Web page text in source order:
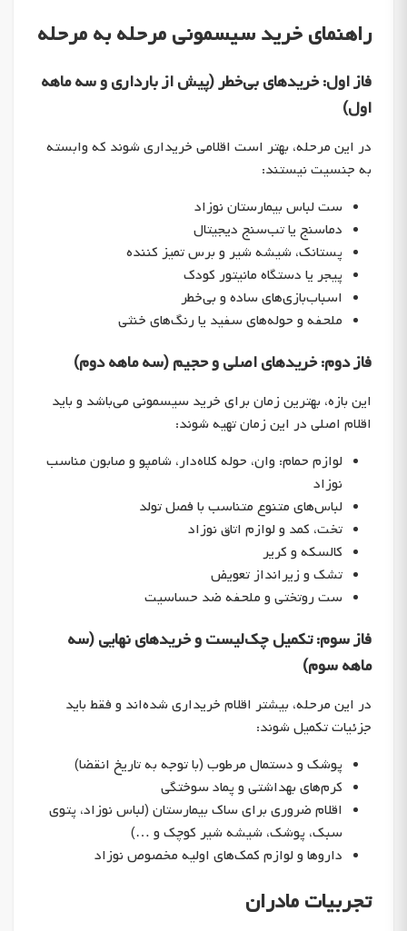
راهنمای خرید سیسمونی مرحله به مرحله
فاز اول: خریدهای بی‌خطر (پیش از بارداری و سه ماهه
اول)
در این مرحله، بهتر است اقلامی خریداری شوند که وابسته
به جنسیت نیستند:
ست لباس بیمارستان نوزاد
دماسنج یا تب‌سنج دیجیتال
پستانک، شیشه شیر و برس تمیز کننده
پیجر یا دستگاه مانیتور کودک
اسباب‌بازی‌های ساده و بی‌خطر
ملحفه و حوله‌های سفید یا رنگ‌های خنثی
فاز دوم: خریدهای اصلی و حجیم (سه ماهه دوم)
این بازه، بهترین زمان برای خرید سیسمونی می‌باشد و باید
اقلام اصلی در این زمان تهیه شوند:
لوازم حمام: وان، حوله کلاه‌دار، شامپو و صابون مناسب
نوزاد
لباس‌های متنوع متناسب با فصل تولد
تخت، کمد و لوازم اتاق نوزاد
کالسکه و کریر
تشک و زیرانداز تعویض
ست روتختی و ملحفه ضد حساسیت
فاز سوم: تکمیل چک‌لیست و خریدهای نهایی (سه
ماهه سوم)
در این مرحله، بیشتر اقلام خریداری شده‌اند و فقط باید
جزئیات تکمیل شوند:
پوشک و دستمال مرطوب (با توجه به تاریخ انقضا)
کرم‌های بهداشتی و پماد سوختگی
اقلام ضروری برای ساک بیمارستان (لباس نوزاد، پتوی
سبک، پوشک، شیشه شیر کوچک و …)
داروها و لوازم کمک‌های اولیه مخصوص نوزاد
تجربیات مادران